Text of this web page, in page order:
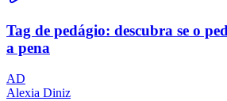
Tag de pedágio: descubra se o
a pena
AD
Alexia Diniz